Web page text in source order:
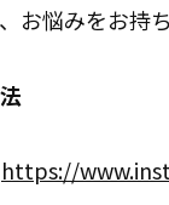
お悩みをお持
https://